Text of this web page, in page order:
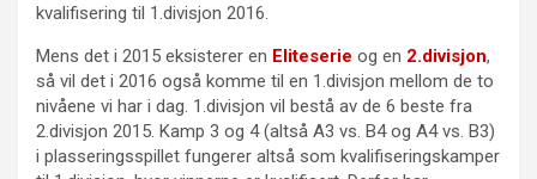
kvalifisering til 1.divisjon 2016.
Mens det i 2015 eksisterer en Eliteserie og en 2.divisjon,
så vil det i 2016 også komme til en 1.divisjon mellom de to
nivåene vi har i dag. 1.divisjon vil bestå av de 6 beste fra
2.divisjon 2015. Kamp 3 og 4 (altså A3 vs. B4 og A4 vs. B3)
i plasseringsspillet fungerer altså som kvalifiseringskamper